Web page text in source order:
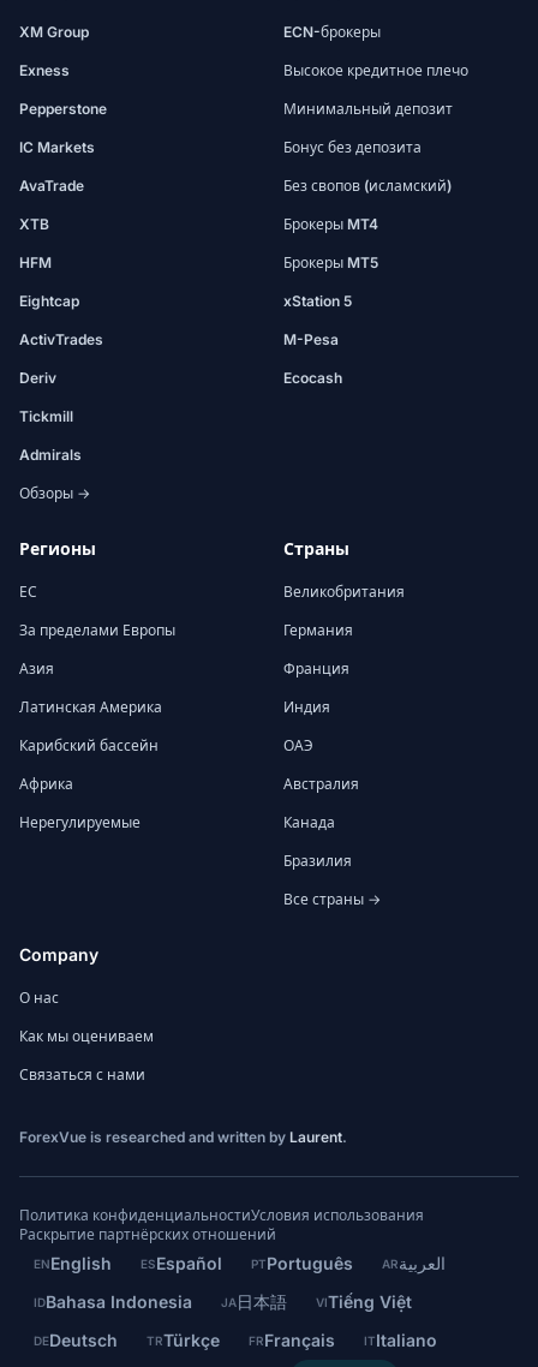
XM Group
Exness
Pepperstone
IC Markets
AvaTrade
XTB
HFM
Eightcap
ActivTrades
Deriv
Tickmill
Admirals
Обзоры →
ECN-брокеры
Высокое кредитное плечо
Минимальный депозит
Бонус без депозита
Без свопов (исламский)
Брокеры MT4
Брокеры MT5
xStation 5
M-Pesa
Ecocash
Регионы
ЕС
За пределами Европы
Азия
Латинская Америка
Карибский бассейн
Африка
Нерегулируемые
Страны
Великобритания
Германия
Франция
Индия
ОАЭ
Австралия
Канада
Бразилия
Все страны →
Company
О нас
Как мы оцениваем
Связаться с нами
ForexVue is researched and written by Laurent.
Политика конфиденциальностиУсловия использования
Раскрытие партнёрских отношений
ENEnglish ESEspañol PTPortuguês ARالعربية
IDBahasa Indonesia JA日本語 VITiếng Việt
DEDeutsch TRTürkçe FRFrançais ITItaliano